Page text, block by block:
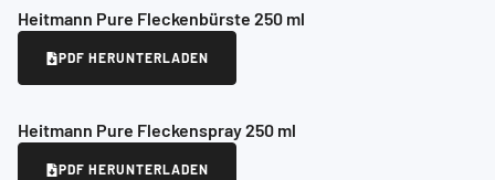
Heitmann Pure Fleckenbürste 250 ml
PDF HERUNTERLADEN
Heitmann Pure Fleckenspray 250 ml
PDF HERUNTERLADEN